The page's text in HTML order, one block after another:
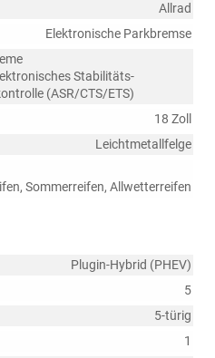
Allrad
Elektronische Parkbremse
Stabilitäts-
(ASR/CTS/ETS)
18 Zoll
Leichtmetallfelge
Sommerreifen, Allwetterreifen
Plugin-Hybrid (PHEV)
5
5-türig
1